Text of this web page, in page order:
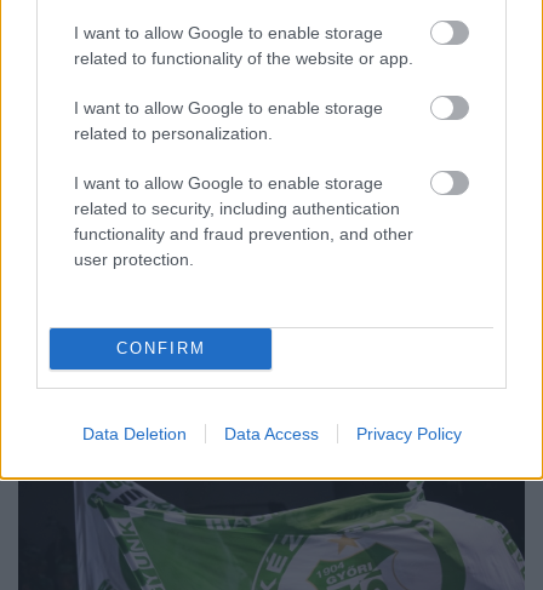
I want to allow Google to enable storage
related to functionality of the website or app.
I want to allow Google to enable storage
related to personalization.
I want to allow Google to enable storage
related to security, including authentication
functionality and fraud prevention, and other
user protection.
CONFIRM
Data Deletion Data Access Privacy Policy
A BAROKK ÖSSZES ÁRNYALATA ÉS MÉG EGY SOR
KIVÁLÓ PROGRAM VÁR MINDENKIT EZEN A HÉTVÉGÉN
GYŐRBEN
Középpontban a hagyományőrzés, de lesz Pogány Induló és
más.